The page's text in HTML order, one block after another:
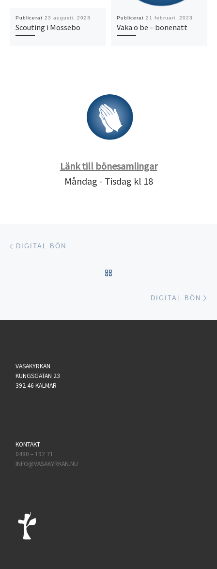
Publicerat 23 augusti, 2023
Scouting i Mossebo
Publicerat 21 februari, 2023
Vaka o be – bönenatt
Länk till bönesamlingar
Måndag - Tisdag kl 18
Inläggsnavigering
DIGITAL BÖN
DIGITAL BÖN
VASAKYRKAN
KUNGSGATAN 23
392 46 KALMAR
KONTAKT
0480 – 192 71
INFO@VASAKYRKAN.NU